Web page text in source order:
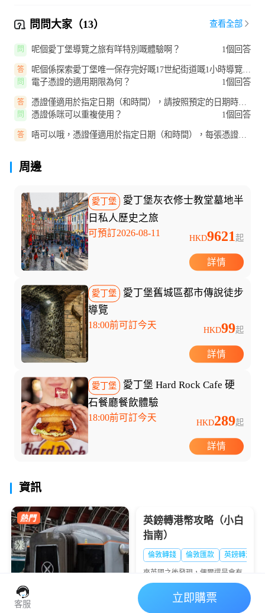
問問大家（13） 查看全部
問 呢個愛丁堡導覽之旅有咩特別嘅體驗啊？ 1個回答
答
呢個係探索愛丁堡唯一保存完好嘅17世紀街道嘅1小時導覽，
會帶你了解400年歷史，包括隱...
問 電子憑證的適用期限為何？ 1個回答
答
憑證僅適用於指定日期（和時間），請按照預定的日期時間
使用，不可重複使用。
問 憑證係咪可以重複使用？ 1個回答
答
唔可以哦，憑證僅適用於指定日期（和時間），每張憑證只
周邊
愛丁堡
愛丁堡灰衣修士教堂墓地半
日私人歷史之旅
可預訂2026-08-11 HKD9621起
詳情
愛丁堡
愛丁堡舊城區都市傳說徒步
導覽
18:00前可訂今天 HKD99起
詳情
愛丁堡
愛丁堡 Hard Rock Cafe 硬
石餐廳餐飲體驗
18:00前可訂今天 HKD289起
詳情
資訊
客服
立即購票